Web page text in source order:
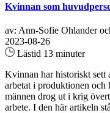
Kvinnan som
av: Ann-Sofie Ohlander
2023-08-26
Lästid 13 minuter
Kvinnan har historiskt sett
arbetat i produktionen och
männen drog ut i krig
arbete. I den här artikeln